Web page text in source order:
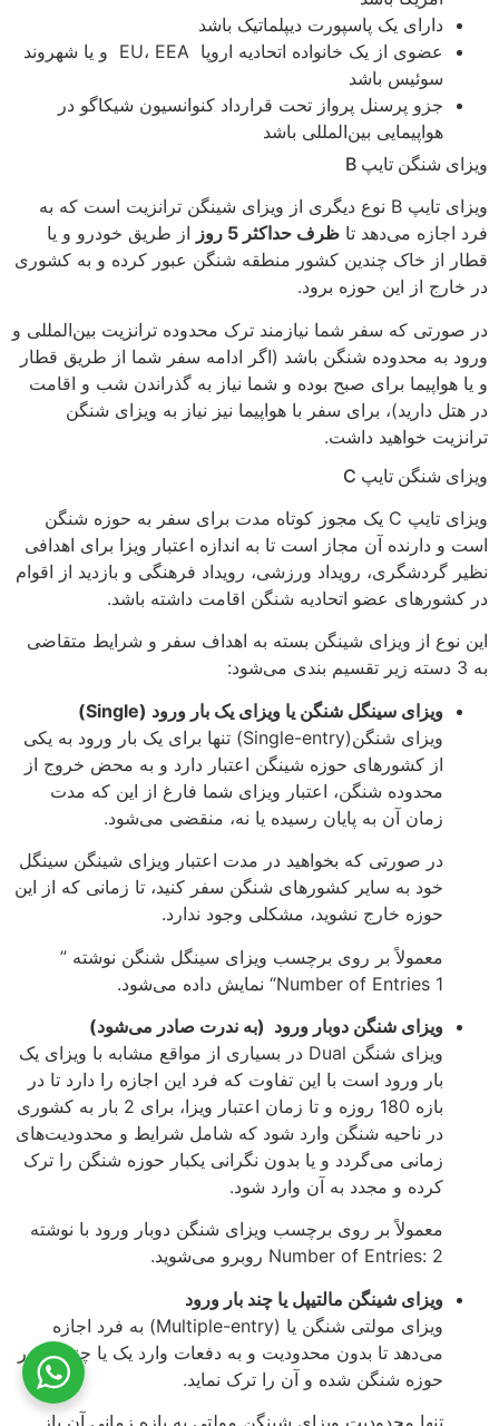
دارای یک پاسپورت دیپلماتیک باشد
عضوی از یک خانواده اتحادیه اروپا EU، EEA و یا شهروند
سوئیس باشد
جزو پرسنل پرواز تحت قرارداد کنوانسیون شیکاگو در
هواپیمایی بین‌المللی باشد
ویزای شنگن تایپ B
ویزای تایپ B نوع دیگری از ویزای شینگن ترانزیت است که به
فرد اجازه می‌دهد تا ظرف حداکثر 5 روز
از طریق خودرو و یا
قطار از خاک چندین کشور منطقه شنگن عبور کرده و به کشوری
در خارج از این حوزه برود.
در صورتی که سفر شما نیازمند ترک محدوده ترانزیت بین‌المللی و
ورود به محدوده شنگن باشد (اگر ادامه سفر شما از طریق قطار
و یا هواپیما برای صبح بوده و شما نیاز به گذراندن شب و اقامت
در هتل دارید)، برای سفر با هواپیما نیز نیاز به ویزای شنگن
ترانزیت خواهید داشت.
ویزای شنگن تایپ C
ویزای تایپ C یک مجوز کوتاه ‌مدت برای سفر به حوزه شنگن
است و دارنده آن مجاز است تا به اندازه اعتبار ویزا برای اهدافی
نظیر گردشگری، رویداد ورزشی، رویداد فرهنگی و بازدید از اقوام
در کشورهای عضو اتحادیه شنگن اقامت داشته باشد.
این نوع از ویزای شینگن بسته به اهداف سفر و شرایط متقاضی
به 3 دسته زیر تقسیم بندی می‌شود:
ویزای سینگل شنگن یا ویزای یک بار ورود (Single)
ویزای شنگن(Single-entry) تنها برای یک ‌بار ورود به یکی
از کشورهای حوزه شینگن اعتبار دارد و به‌ محض خروج از
محدوده شنگن، اعتبار ویزای شما فارغ از این که مدت‌
زمان آن به پایان رسیده یا نه، منقضی می‌شود.
در صورتی که بخواهید در مدت اعتبار ویزای شینگن سینگل
خود به سایر کشورهای شنگن سفر کنید، تا زمانی که از این
حوزه خارج نشوید، مشکلی وجود ندارد.
معمولاً بر روی برچسب ویزای سینگل شنگن نوشته ”
Number of Entries 1“‌ نمایش داده می‌شود.
ویزای شنگن دوبار ورود (به ندرت صادر می‌شود)
ویزای شنگن Dual در بسیاری از مواقع مشابه با ویزای یک
‌بار ورود است با این تفاوت که فرد این اجازه را دارد تا در
بازه 180 روزه و تا زمان اعتبار ویزا، برای 2 بار به کشوری
در ناحیه شنگن وارد شود که شامل شرایط و محدودیت‌های
زمانی می‌گردد و یا بدون نگرانی یکبار حوزه شنگن را ترک
کرده و مجدد به آن وارد شود.
معمولاً بر روی برچسب ویزای شنگن دوبار ورود با نوشته‌
Number of Entries: 2 روبرو می‌شوید.
ویزای شینگن مالتیپل یا چند بار ورود
ویزای مولتی شنگن یا (Multiple-entry) به فرد اجازه
می‌دهد تا بدون محدودیت و به دفعات وارد یک یا چند کشور
حوزه شنگن شده و آن را ترک نماید.